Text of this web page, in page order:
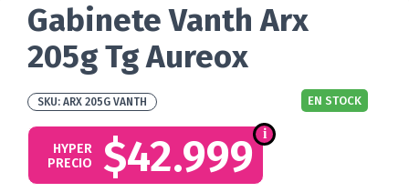
Gabinete Vanth Arx
205g Tg Aureox
ARX 205G VANTH EN STOCK
$42.999
HYPER
PRECIO